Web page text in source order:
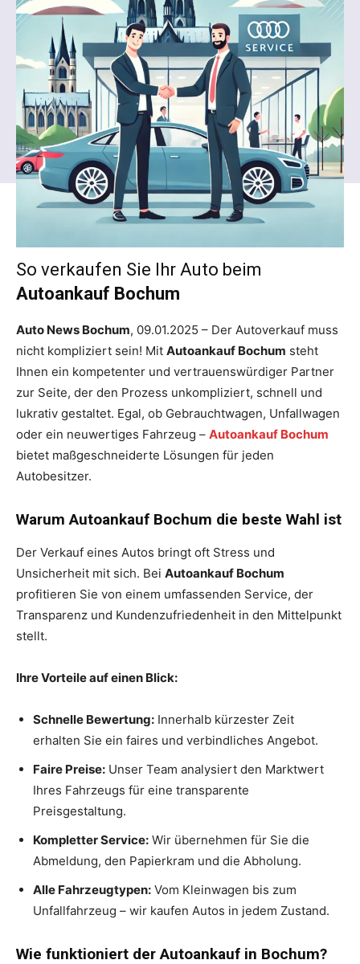
So verkaufen Sie Ihr Auto beim
Autoankauf Bochum
Auto News Bochum, 09.01.2025 – Der Autoverkauf muss
nicht kompliziert sein! Mit Autoankauf Bochum steht
Ihnen ein kompetenter und vertrauenswürdiger Partner
zur Seite, der den Prozess unkompliziert, schnell und
lukrativ gestaltet. Egal, ob Gebrauchtwagen, Unfallwagen
oder ein neuwertiges Fahrzeug – Autoankauf Bochum
bietet maßgeschneiderte Lösungen für jeden
Autobesitzer.
Warum Autoankauf Bochum die beste Wahl ist
Der Verkauf eines Autos bringt oft Stress und
Unsicherheit mit sich. Bei Autoankauf Bochum
profitieren Sie von einem umfassenden Service, der
Transparenz und Kundenzufriedenheit in den Mittelpunkt
stellt.
Ihre Vorteile auf einen Blick:
Schnelle Bewertung: Innerhalb kürzester Zeit
erhalten Sie ein faires und verbindliches Angebot.
Faire Preise: Unser Team analysiert den Marktwert
Ihres Fahrzeugs für eine transparente
Preisgestaltung.
Kompletter Service: Wir übernehmen für Sie die
Abmeldung, den Papierkram und die Abholung.
Alle Fahrzeugtypen: Vom Kleinwagen bis zum
Unfallfahrzeug – wir kaufen Autos in jedem Zustand.
Wie funktioniert der Autoankauf in Bochum?